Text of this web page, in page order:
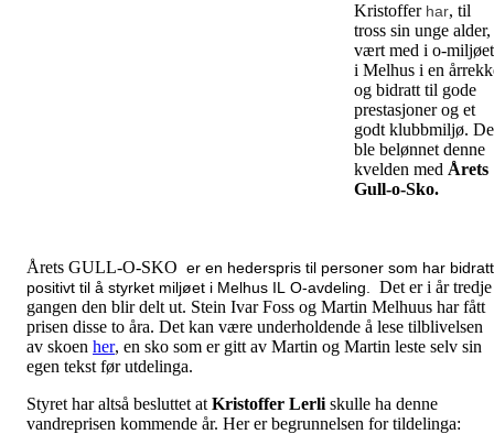
Kristoffer har, til
tross sin unge alder,
vært med i o-miljøet
i Melhus i en
og bidratt til gode
prestasjoner og et
godt klubbmiljø.
ble belønnet denne
kvelden med Årets
Gull-o-Sko.
Årets GULL-O-SKO er en hederspris til personer som har bidratt
positivt til å styrket miljøet i Melhus IL O-avdeling.
Det er i år tredje
gangen den blir delt ut. Stein Ivar Foss og Martin Melhuus har fått
prisen disse to åra. Det kan være underholdende å lese tilblivelsen
av skoen her, en sko som er gitt av Martin og Martin leste selv sin
egen tekst før utdelinga.
Styret har altså besluttet at Kristoffer Lerli skulle ha denne
vandreprisen kommende år. Her er begrunnelsen for tildelinga: